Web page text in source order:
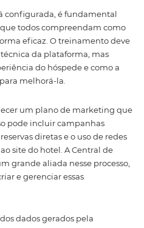
permite que os hotéis
como check-in
não apenas
conveniente, mas
da equipe do hotel,
feedback através da
o que está funcionando e
informações em mãos,
contínuos que elevam
criando um ciclo